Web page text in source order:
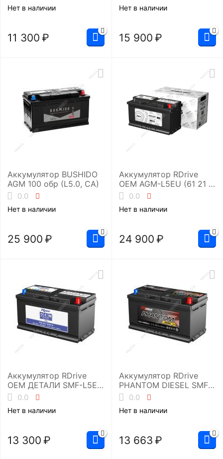
Нет в наличии
11 300 ₽
Нет в наличии
15 900 ₽
Аккумулятор BUSHIDO
AGM 100 обр (L5.0, CA)
0.0
Нет в наличии
25 900 ₽
Аккумулятор RDrive
OEM AGM-L5EU (61 21 6
924 023 )
0.0
Нет в наличии
24 900 ₽
Аккумулятор RDrive
OEM ДЕТАЛИ SMF-L5EU
(30659800 VOLVO)
0.0
Нет в наличии
13 300 ₽
Аккумулятор RDrive
PHANTOM DIESEL SMF
EUD-100082L5
0.0
Нет в наличии
13 663 ₽